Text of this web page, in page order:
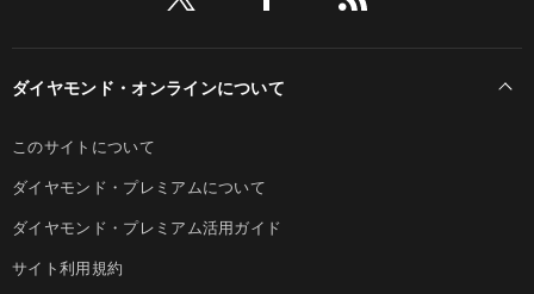
ダイヤモンド・オンラインについて
このサイトについて
ダイヤモンド・プレミアムについて
ダイヤモンド・プレミアム活用ガイド
サイト利用規約